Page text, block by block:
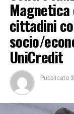
cittadini
socio/
UniCredit
Pubblicato